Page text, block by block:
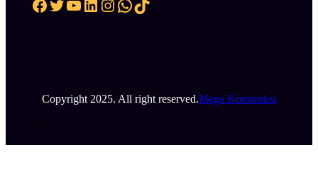
Facebook Twitter YouTube LinkedIn Instagram WhatsApp TikTok
Copyright 2025. All right reserved.Mega Konstruksi